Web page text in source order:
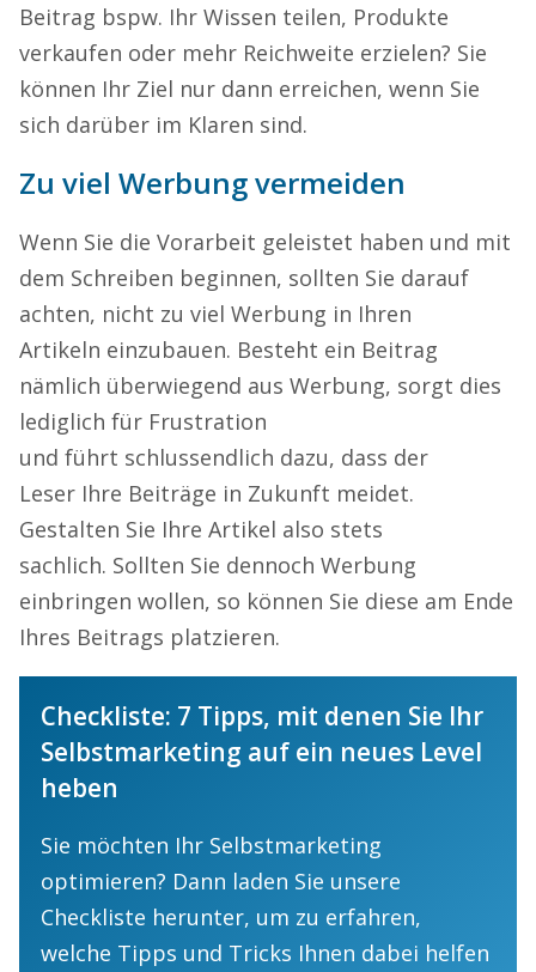
Beitrag bspw. Ihr Wissen teilen, Produkte
verkaufen oder mehr Reichweite erzielen? Sie
können Ihr Ziel nur dann erreichen, wenn Sie
sich darüber im Klaren sind.
Zu viel Werbung vermeiden
Wenn Sie die Vorarbeit geleistet haben und mit
dem Schreiben beginnen, sollten Sie darauf
achten, nicht zu viel Werbung in Ihren
Artikeln einzubauen. Besteht ein Beitrag
nämlich überwiegend aus Werbung, sorgt dies
lediglich für Frustration
und führt schlussendlich dazu, dass der
Leser Ihre Beiträge in Zukunft meidet.
Gestalten Sie Ihre Artikel also stets
sachlich. Sollten Sie dennoch Werbung
einbringen wollen, so können Sie diese am Ende
Ihres Beitrags platzieren.
Checkliste: 7 Tipps, mit denen Sie Ihr
Selbstmarketing auf ein neues Level
heben
Sie möchten Ihr Selbstmarketing
optimieren? Dann laden Sie unsere
Checkliste herunter, um zu erfahren,
welche Tipps und Tricks Ihnen dabei helfen